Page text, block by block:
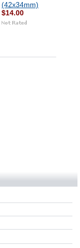
(42x34mm)
$14.00